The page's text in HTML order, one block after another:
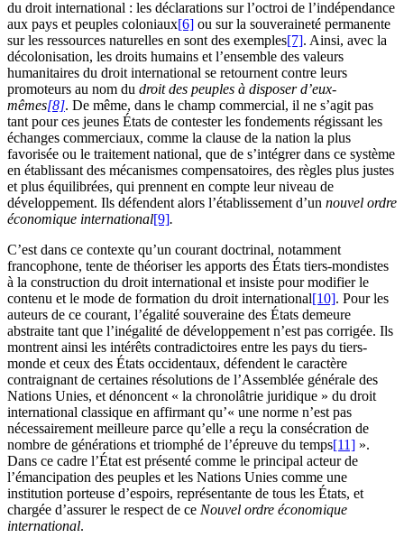
du droit international : les déclarations sur l’octroi de l’indépendance
aux pays et peuples coloniaux[6] ou sur la souveraineté permanente
sur les ressources naturelles en sont des exemples[7]. Ainsi, avec la
décolonisation, les droits humains et l’ensemble des valeurs
humanitaires du droit international se retournent contre leurs
promoteurs au nom du droit des peuples à disposer d’eux-
mêmes[8]. De même, dans le champ commercial, il ne s’agit pas
tant pour ces jeunes États de contester les fondements régissant les
échanges commerciaux, comme la clause de la nation la plus
favorisée ou le traitement national, que de s’intégrer dans ce système
en établissant des mécanismes compensatoires, des règles plus justes
et plus équilibrées, qui prennent en compte leur niveau de
développement. Ils défendent alors l’établissement d’un nouvel ordre
économique international[9].
C’est dans ce contexte qu’un courant doctrinal, notamment
francophone, tente de théoriser les apports des États tiers-mondistes
à la construction du droit international et insiste pour modifier le
contenu et le mode de formation du droit international[10]. Pour les
auteurs de ce courant, l’égalité souveraine des États demeure
abstraite tant que l’inégalité de développement n’est pas corrigée. Ils
montrent ainsi les intérêts contradictoires entre les pays du tiers-
monde et ceux des États occidentaux, défendent le caractère
contraignant de certaines résolutions de l’Assemblée générale des
Nations Unies, et dénoncent « la chronolâtrie juridique » du droit
international classique en affirmant qu’« une norme n’est pas
nécessairement meilleure parce qu’elle a reçu la consécration de
nombre de générations et triomphé de l’épreuve du temps[11] ».
Dans ce cadre l’État est présenté comme le principal acteur de
l’émancipation des peuples et les Nations Unies comme une
institution porteuse d’espoirs, représentante de tous les États, et
chargée d’assurer le respect de ce Nouvel ordre économique
international.